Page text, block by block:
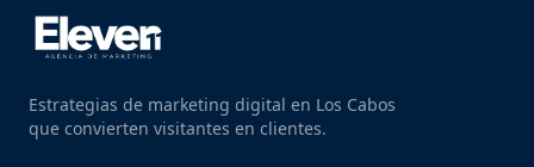
Estrategias de marketing digital en Los Cabos
que convierten visitantes en clientes.